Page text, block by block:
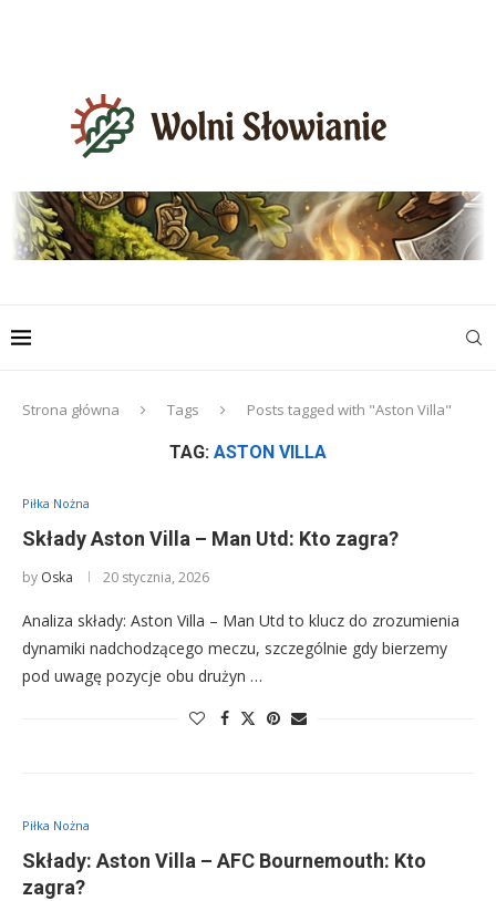
Strona główna Tags Posts tagged with "Aston Villa"
TAG: ASTON VILLA
Piłka Nożna
Składy Aston Villa – Man Utd: Kto zagra?
by Oska 20 stycznia, 2026
Analiza składy: Aston Villa – Man Utd to klucz do zrozumienia
dynamiki nadchodzącego meczu, szczególnie gdy bierzemy
pod uwagę pozycje obu drużyn …
Piłka Nożna
Składy: Aston Villa – AFC Bournemouth: Kto
zagra?